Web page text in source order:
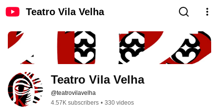
Teatro Vila Velha
Teatro Vila Velha
@teatrovilavelha
4.57K subscribers • 330 videos